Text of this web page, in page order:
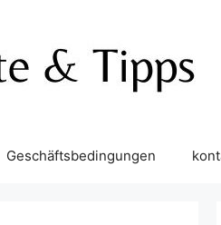
Geschäftsbedingungen